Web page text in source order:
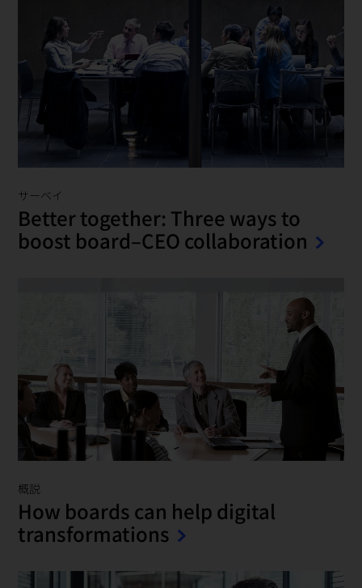
サーベイ
Better together: Three ways to
boost board–CEO collaboration
概説
How boards can help digital
transformations